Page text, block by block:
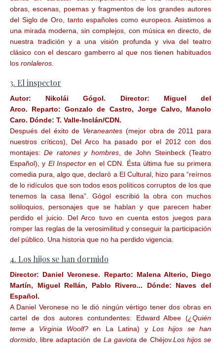
obras, escenas, poemas y fragmentos de los grandes autores
del Siglo de Oro, tanto españoles como europeos. Asistimos a
una mirada moderna, sin complejos, con música en directo, de
nuestra tradición y a una visión profunda y viva del teatro
clásico con el descaro gamberro al que nos tienen habituados
los ronlaleros
3. El inspector
Autor: Nikolái Gógol. Director: Miguel del
Arco. Reparto: Gonzalo de Castro, Jorge Calvo, Manolo
Caro. Dónde: T. Valle-Inclán/CDN.
Después del éxito de Veraneantes (mejor obra de 2011 para
nuestros críticos), Del Arco ha pasado por el 2012 con dos
montajes:De ratones y hombres, de John Steinbeck (Teatro
Español), y El Inspector en el CDN. Ésta última fue su primera
comedia pura, algo que, declaró a El Cultural, hizo para “reírnos
de lo ridículos que son todos esos políticos corruptos de los que
tenemos la casa llena”. Gógol escribió la obra con muchos
soliloquios, personajes que se hablan y que parecen haber
perdido el juicio. Del Arco tuvo en cuenta estos juegos para
romper las reglas de la verosimilitud y conseguir la participación
del público. Una historia que no ha perdido vigencia.
4. Los hijos se han dormido
Director: Daniel Veronese. Reparto: Malena Alterio, Diego
Martín, Miguel Rellán, Pablo Rivero... Dónde: Naves del
Español.
A Daniel Veronese no le dió ningún vértigo tener dos obras en
cartel de dos autores contundentes: Edward Albee (¿Quién
teme a Virginia Woolf? en La Latina) y Los hijos se han
dormido , libre adaptación de La gaviota de Chéjov.Los hijos se